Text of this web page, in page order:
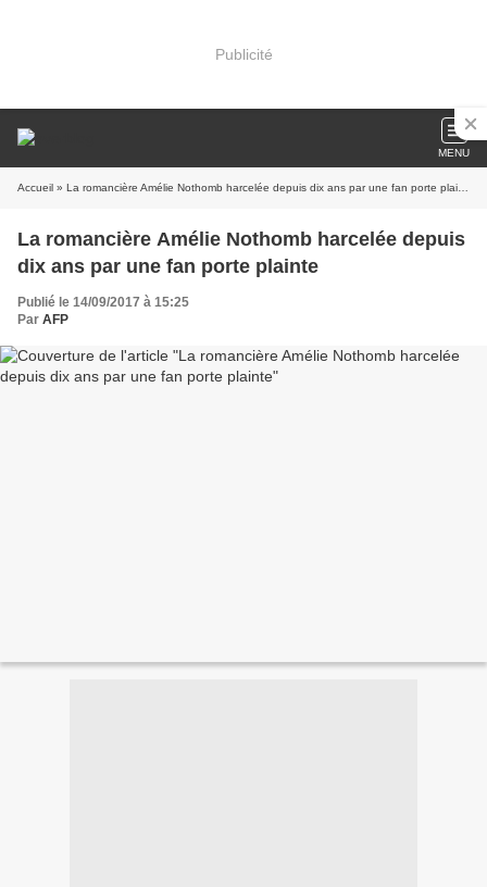
Publicité
MENU
Accueil » La romancière Amélie Nothomb harcelée depuis dix ans par une fan porte plainte
La romancière Amélie Nothomb harcelée depuis
dix ans par une fan porte plainte
Publié le 14/09/2017 à 15:25
Par AFP